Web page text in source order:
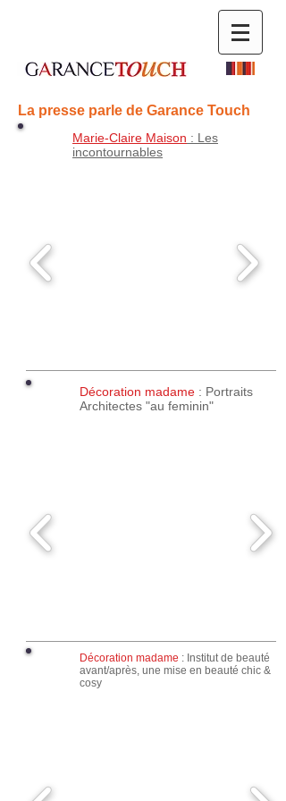
La presse parle de Garance Touch
Marie-Claire Maison : Les
incontournables
Décoration madame : Portraits
Architectes "au feminin"
Décoration madame : Institut de beauté
avant/après, une mise en beauté chic &
cosy